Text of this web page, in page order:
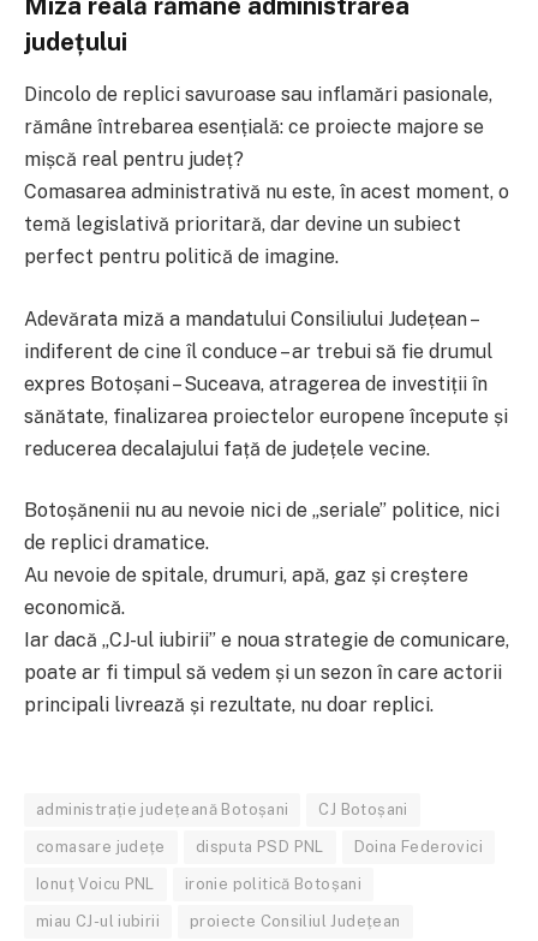
județului
Dincolo de replici savuroase sau inflamări pasionale,
rămâne întrebarea esențială: ce proiecte majore se
mișcă real pentru județ?
Comasarea administrativă nu este, în acest moment, o
temă legislativă prioritară, dar devine un subiect
perfect pentru politică de imagine.
Adevărata miză a mandatului Consiliului Județean –
indiferent de cine îl conduce – ar trebui să fie drumul
expres Botoșani – Suceava, atragerea de investiții în
sănătate, finalizarea proiectelor europene începute și
reducerea decalajului față de județele vecine.
Botoșănenii nu au nevoie nici de „seriale” politice, nici
de replici dramatice.
Au nevoie de spitale, drumuri, apă, gaz și creștere
economică.
Iar dacă „CJ-ul iubirii” e noua strategie de comunicare,
poate ar fi timpul să vedem și un sezon în care actorii
principali livrează și rezultate, nu doar replici.
administrație județeană Botoșani CJ Botoșani
comasare județe disputa PSD PNL Doina Federovici
Ionuț Voicu PNL ironie politică Botoșani
miau CJ-ul iubirii proiecte Consiliul Județean